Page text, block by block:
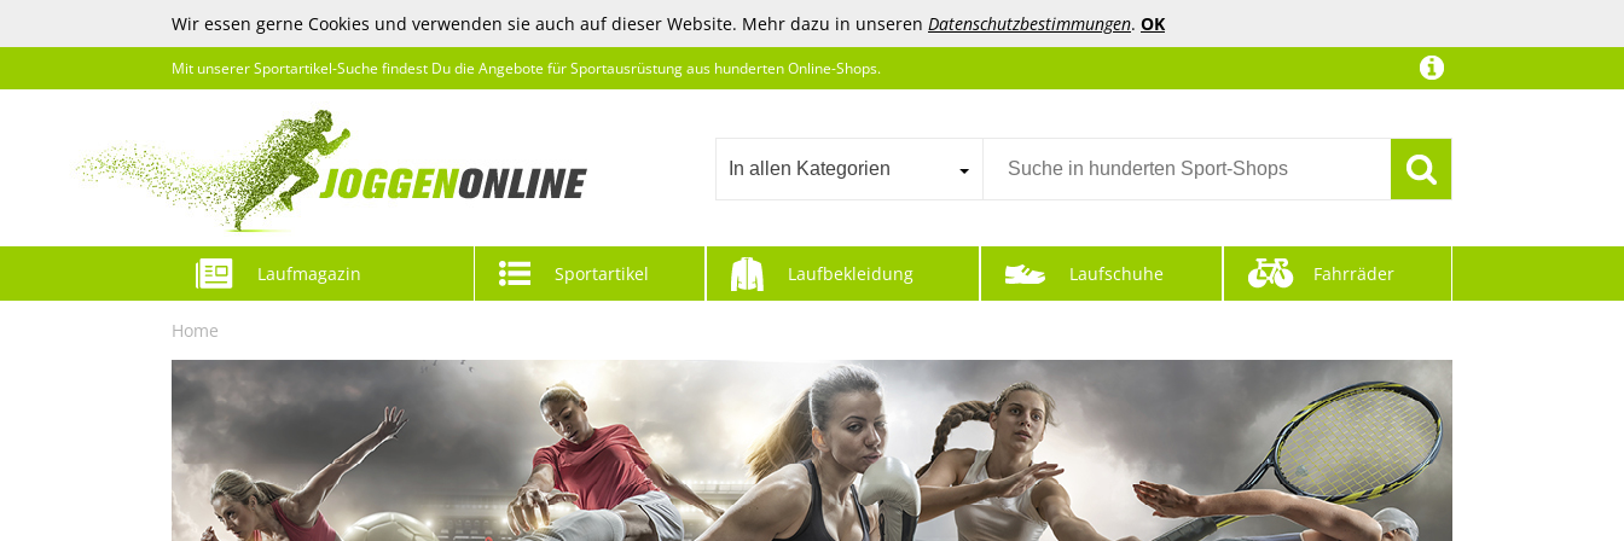
Wir essen gerne Cookies und verwenden sie auch auf dieser Website. Mehr dazu in unseren Datenschutzbestimmungen. OK
Mit unserer Sportartikel-Suche findest Du die Angebote für Sportausrüstung aus hunderten Online-Shops.
In allen Kategorien
Laufmagazin Sportartikel Laufbekleidung Laufschuhe Fahrräder
Home